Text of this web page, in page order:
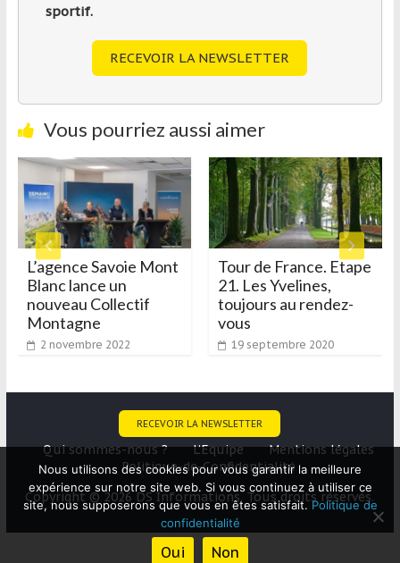
sportif.
RECEVOIR LA NEWSLETTER
Vous pourriez aussi aimer
L’agence Savoie Mont
Blanc lance un
nouveau Collectif
Montagne
2 novembre 2022
Tour de France. Etape
21. Les Yvelines,
toujours au rendez-
vous
19 septembre 2020
RECEVOIR LA NEWSLETTER
Qui sommes-nous ? L’Equipe
Mentions légales
Politique-de-Confidentialité
Copyright © 2026 DS Informations. Tous droits réservés.
Nous utilisons des cookies pour vous garantir la meilleure
expérience sur notre site web. Si vous continuez à utiliser ce
site, nous supposerons que vous en êtes satisfait.Politique de
confidentialité
Oui Non